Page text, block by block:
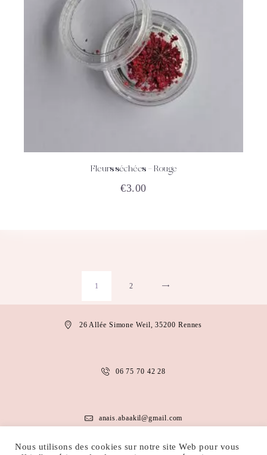
Fleurs séchées – Rouge
€3.00
1 2
26 Allée Simone Weil, 35200 Rennes
06 75 70 42 28
anais.abaakil@gmail.com
Nous utilisons des cookies sur notre site Web pour vous